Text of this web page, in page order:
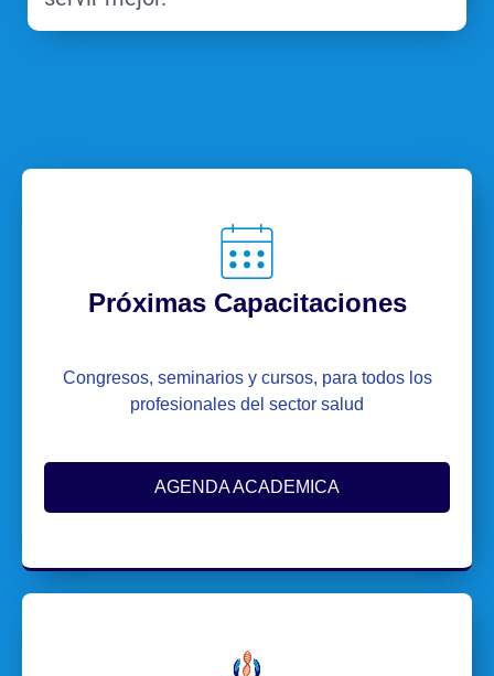
Próximas Capacitaciones
Congresos, seminarios y cursos, para todos los
profesionales del sector salud
AGENDA ACADEMICA